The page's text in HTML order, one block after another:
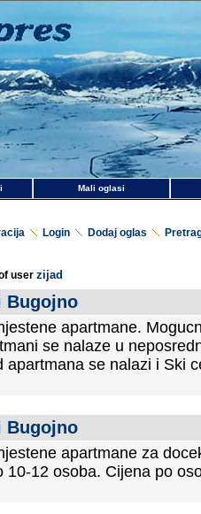
Mali oglasi
Login Dodaj oglas
user zijad
Bugojno
apartmane.
se nalaze u
apartmana se nalazi i Ski
Bugojno
apartmane za
10-12 osoba. Cijena po